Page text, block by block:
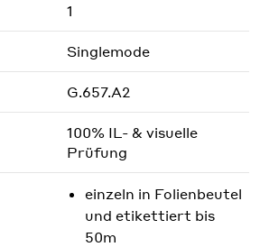
1
Singlemode
G.657.A2
100% IL- & visuelle
Prüfung
einzeln in Folienbeutel
und etikettiert bis
50m